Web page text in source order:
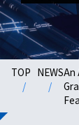
TOP NEWSAn